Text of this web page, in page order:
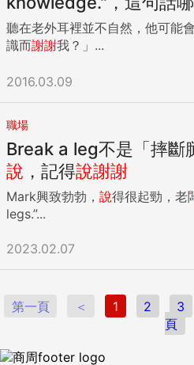
聽在老外耳裡並不自然，他可能
識而謝謝我？」...
2016.03.09
職場
Break a leg不是「摔斷
說 ，記得說謝謝
Mark興致勃勃， 說得很起勁，老
legs.”...
2023.02.07
第一頁 ＜ 1 2 3
頁